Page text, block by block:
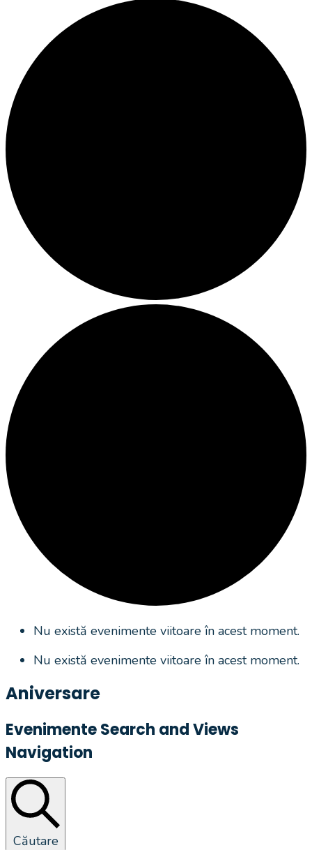
Nu există evenimente viitoare în acest moment.
Nu există evenimente viitoare în acest moment.
Aniversare
Evenimente Search and Views
Navigation
Căutare